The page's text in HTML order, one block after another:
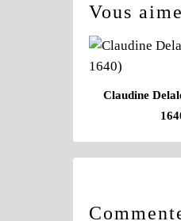
Vous
Claudine